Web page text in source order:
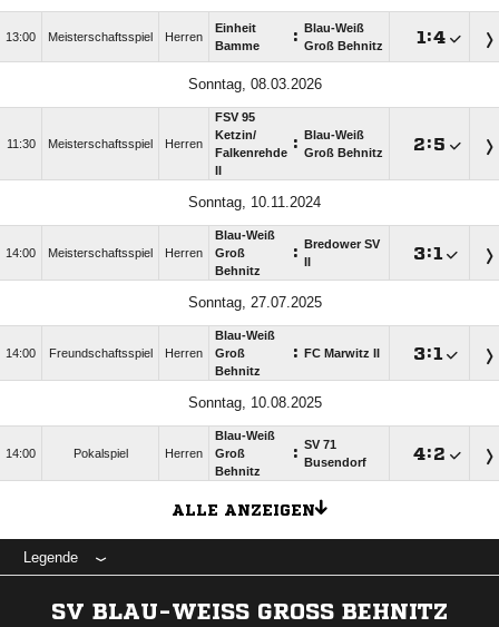
13:00 Meisterschaftsspiel Herren
Einheit
Bamme
:
Blau-Weiß
Groß Behnitz
:
Sonntag, 08.03.2026
11:30 Meisterschaftsspiel Herren
FSV 95
Ketzin/​
Falkenrehde :
Blau-Weiß
Groß Behnitz
:
Sonntag, 10.11.2024
14:00 Meisterschaftsspiel Herren
Blau-Weiß
Groß
Behnitz
:
Bredower SV
:
Sonntag, 27.07.2025
14:00 Freundschaftsspiel Herren
Blau-Weiß
Groß
Behnitz
: FC Marwitz II :
Sonntag, 10.08.2025
14:00 Pokalspiel Herren
Blau-Weiß
Groß
Behnitz
: SV 71
Busendorf
:
ALLE ANZEIGEN
Legende
SV BLAU-WEISS GROSS BEHNITZ